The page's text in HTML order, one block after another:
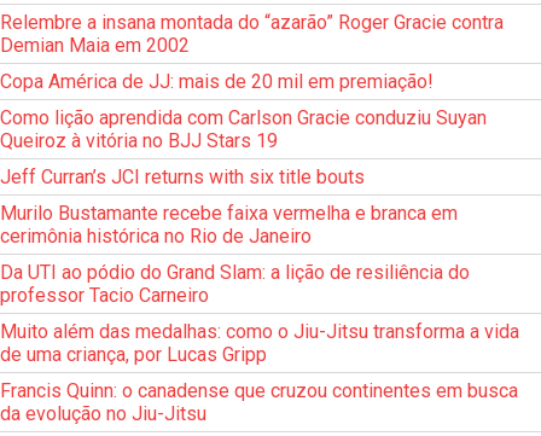
Relembre a insana montada do “azarão” Roger Gracie contra
Demian Maia em 2002
Copa América de JJ: mais de 20 mil em premiação!
Como lição aprendida com Carlson Gracie conduziu Suyan
Queiroz à vitória no BJJ Stars 19
Jeff Curran’s JCI returns with six title bouts
Murilo Bustamante recebe faixa vermelha e branca em
cerimônia histórica no Rio de Janeiro
Da UTI ao pódio do Grand Slam: a lição de resiliência do
professor Tacio Carneiro
Muito além das medalhas: como o Jiu-Jitsu transforma a vida
de uma criança, por Lucas Gripp
Francis Quinn: o canadense que cruzou continentes em busca
da evolução no Jiu-Jitsu